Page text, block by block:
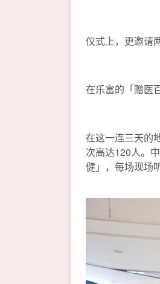
仪式上，更邀请
在乐富的「赠医
在这一连三天的
次高达120人。
健」，每场现场